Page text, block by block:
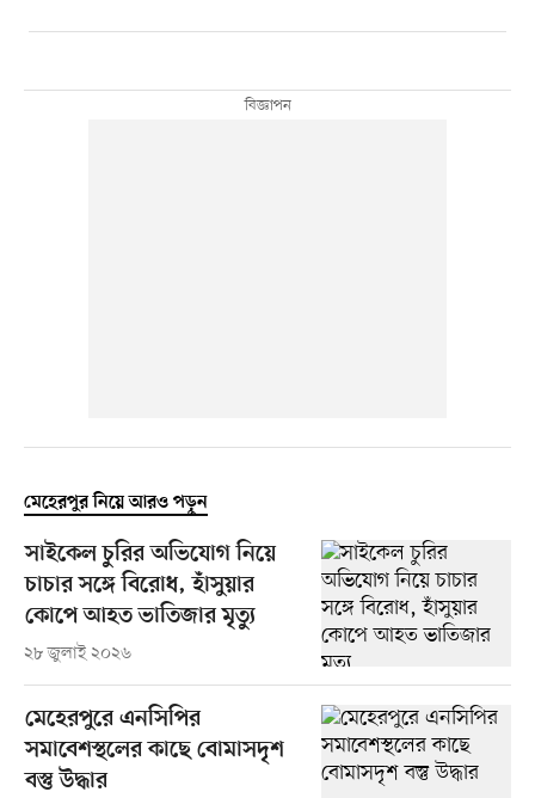
মেহেরপুর নিয়ে আরও পড়ুন
সাইকেল চুরির অভিযোগ নিয়ে
চাচার সঙ্গে বিরোধ, হাঁসুয়ার
কোপে আহত ভাতিজার মৃত্যু
২৮ জুলাই ২০২৬
মেহেরপুরে এনসিপির
সমাবেশস্থলের কাছে বোমাসদৃশ
বস্তু উদ্ধার